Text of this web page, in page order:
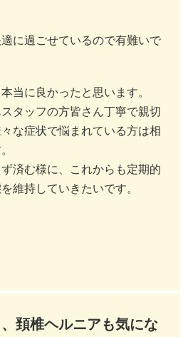
に過ごせているので有難いで
当に良かったと思います。
タッフの方皆さん丁寧で親切
な症状で悩まれている方は相
済む様に、これからも定期的
維持していきたいです。
、頚椎ヘルニアも気にな